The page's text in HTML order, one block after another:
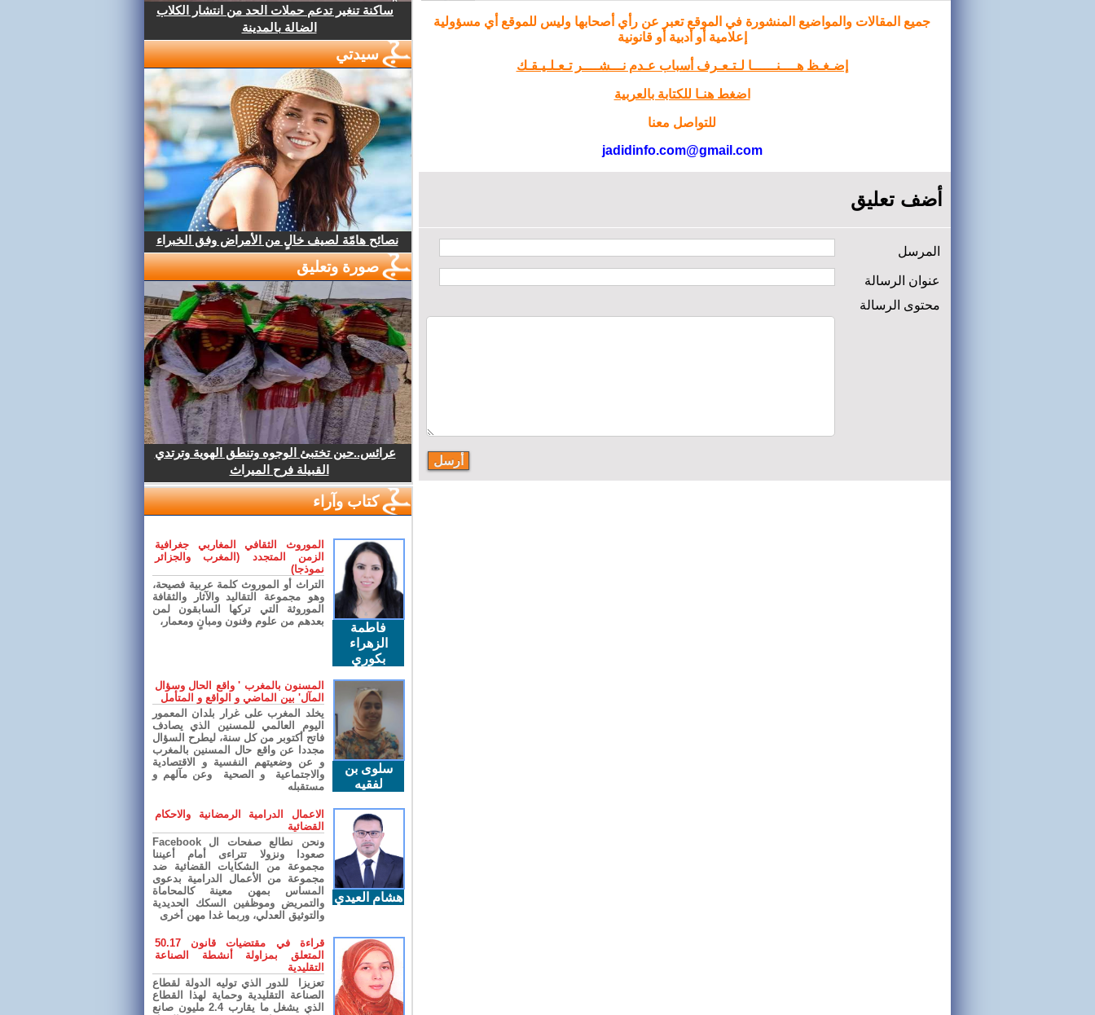
جميع المقالات والمواضيع المنشورة في الموقع تعبر عن رأي أصحابها وليس للموقع أي مسؤولية
إعلامية أو أدبية أو قانونية
إضـغـظ هــــنــــــا لـتـعـرف أسباب عـدم نـــشــــر تـعـلـيـقـك
اضغط هنـا للكتابة بالعربية
للتواصل معنا
jadidinfo.com@gmail.com
أضف تعليق
المرسل
عنوان الرسالة
محتوى الرسالة
ساكنة تنغير تدعم حملات الحد من انتشار الكلاب
الضالة بالمدينة
سيدتي
نصائح هامّة لصيف خالٍ من الأمراض وفق الخبراء
صورة وتعليق
عرائس..حين تختبئ الوجوه وتنطق الهوية وترتدي
القبيلة فرح الميراث
كتاب وآراء
فاطمة
الزهراء
بكوري
الموروث الثقافي المغاربي جغرافية
الزمن المتجدد (المغرب والجزائر
نموذجا)
التراث أو الموروث كلمة عربية فصيحة،
وهو مجموعة التقاليد والآثار والثقافة
الموروثة التي تركها السابقون لمن
بعدهم من علوم وفنون ومبانٍ ومعمار،
سلوى بن
لفقيه
المسنون بالمغرب ' واقع الحال وسؤال
المآل' بين الماضي و الواقع و المتأمل
يخلد المغرب على غرار بلدان المعمور
اليوم العالمي للمسنين الذي يصادف
فاتح أكتوبر من كل سنة، ليطرح السؤال
مجددا عن واقع حال المسنين بالمغرب
و عن وضعيتهم النفسية و الاقتصادية
والاجتماعية و الصحية وعن مآلهم و
مستقبله
هشام العيدي
الاعمال الدرامية الرمضانية والاحكام
القضائية
ونحن نطالع صفحات ال Facebook
صعودا ونزولا تتراءى أمام أعيننا
مجموعة من الشكايات القضائية ضد
مجموعة من الأعمال الدرامية بدعوى
المساس بمهن معينة كالمحاماة
والتمريض وموظفين السكك الحديدية
والتوثيق العدلي، وربما غدا مهن أخرى
قراءة في مقتضيات قانون 50.17
المتعلق بمزاولة أنشطة الصناعة
التقليدية
تعزيزا للدور الذي توليه الدولة لقطاع
الصناعة التقليدية وحماية لهذا القطاع
الذي يشغل ما يقارب 2.4 مليون صانع